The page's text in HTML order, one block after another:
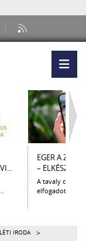
EGER A
– ELKÉSZÜLT
A tavaly
elfogadott
IRODA >